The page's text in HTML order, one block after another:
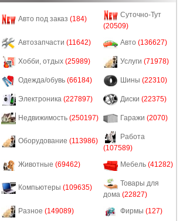
Авто под заказ (184)
Суточно-Тут
(20509)
Автозапчасти (11642) Авто (136627)
Хобби, отдых (25989) Услуги (71978)
Одежда/обувь (66184) Шины (22310)
Электроника (227897) Диски (22375)
Недвижимость (250197) Гаражи (2070)
Оборудование (113986)
Работа
(107589)
Животные (69462) Мебель (41282)
Компьютеры (109635)
Товары для
дома (22827)
Разное (149089) Фирмы (127)